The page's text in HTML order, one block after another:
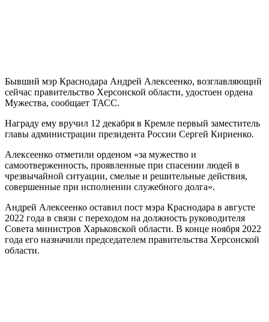
Бывший мэр Краснодара Андрей Алексеенко, возглавляющий
сейчас правительство Херсонской области, удостоен ордена
Мужества, сообщает ТАСС.
Награду ему вручил 12 декабря в Кремле первый заместитель
главы администрации президента России Сергей Кириенко.
Алексеенко отметили орденом «за мужество и
самоотверженность, проявленные при спасении людей в
чрезвычайной ситуации, смелые и решительные действия,
совершенные при исполнении служебного долга».
Андрей Алексеенко оставил пост мэра Краснодара в августе
2022 года в связи с переходом на должность руководителя
Совета министров Харьковской области. В конце ноября 2022
года его назначили председателем правительства Херсонской
области.